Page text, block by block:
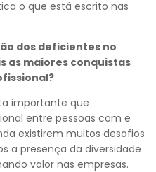
o que está escrito nas
dos deficientes no
as maiores conquistas
importante que
entre pessoas com e
existirem muitos desafios
a presença da diversidade
valor nas empresas.